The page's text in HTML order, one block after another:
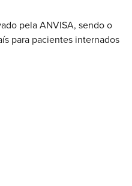
pela ANVISA, sendo o
para pacientes internados